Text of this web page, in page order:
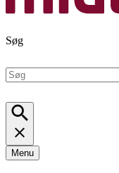
Søg
Menu